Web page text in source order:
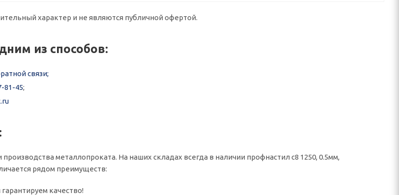
характер и не являются публичной офертой.
из способов:
связи;
81-45;
производства металлопроката. На наших складах всегда в наличии профнастил с8 1250, 0.5мм,
рядом преимуществ:
качество!